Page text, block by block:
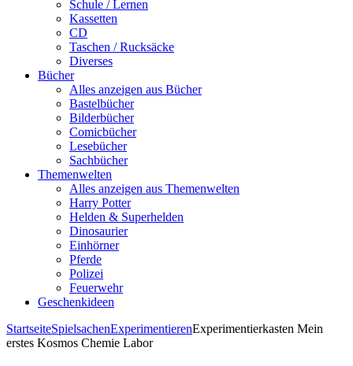
Schule / Lernen
Kassetten
CD
Taschen / Rucksäcke
Diverses
Bücher
Alles anzeigen aus Bücher
Bastelbücher
Bilderbücher
Comicbücher
Lesebücher
Sachbücher
Themenwelten
Alles anzeigen aus Themenwelten
Harry Potter
Helden & Superhelden
Dinosaurier
Einhörner
Pferde
Polizei
Feuerwehr
Geschenkideen
StartseiteSpielsachenExperimentierenExperimentierkasten Mein
erstes Kosmos Chemie Labor